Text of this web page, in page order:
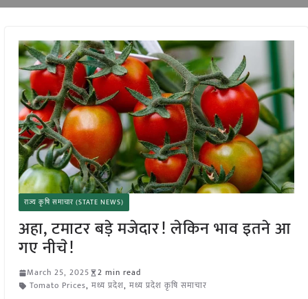
राज्य कृषि समाचार (STATE NEWS)
अहा, टमाटर बड़े मजेदार! लेकिन भाव इतने आ
गए नीचे!
March 25, 2025
2 min read
Tomato Prices, मध्य प्रदेश, मध्य प्रदेश कृषि समाचार